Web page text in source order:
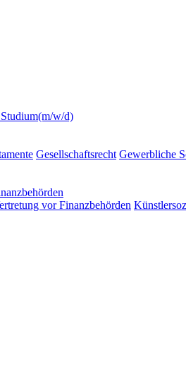
w/d)
Gesellschaftsrecht Gewerbliche
vor Finanzbehörden